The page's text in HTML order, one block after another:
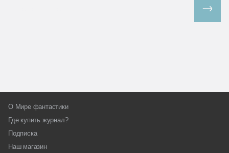
О Мире фантастики
Где купить журнал?
Подписка
Наш магазин